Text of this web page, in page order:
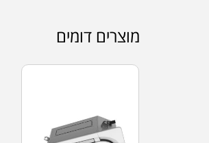
מוצרים דומים